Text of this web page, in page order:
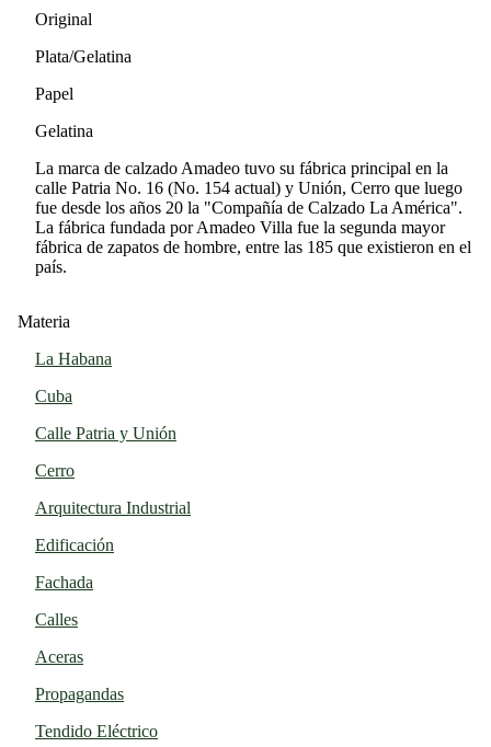
Original
Plata/Gelatina
Papel
Gelatina
La marca de calzado Amadeo tuvo su fábrica principal en la
calle Patria No. 16 (No. 154 actual) y Unión, Cerro que luego
fue desde los años 20 la "Compañía de Calzado La América".
La fábrica fundada por Amadeo Villa fue la segunda mayor
fábrica de zapatos de hombre, entre las 185 que existieron en el
país.
Materia
La Habana
Cuba
Calle Patria y Unión
Cerro
Arquitectura Industrial
Edificación
Fachada
Calles
Aceras
Propagandas
Tendido Eléctrico